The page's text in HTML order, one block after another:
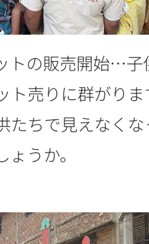
トの販売開始…子
ト売りに群がり
たちで見えなく
うか。